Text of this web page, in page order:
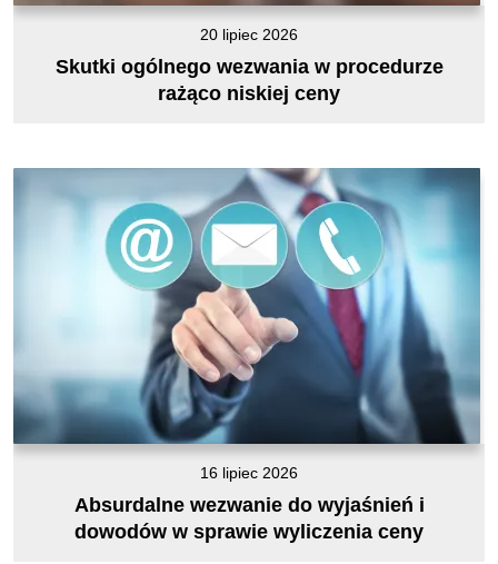
20 lipiec 2026
Skutki ogólnego wezwania w procedurze
rażąco niskiej ceny
16 lipiec 2026
Absurdalne wezwanie do wyjaśnień i
dowodów w sprawie wyliczenia ceny